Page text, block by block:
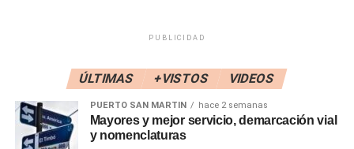
Las capacitaciones con mayor demanda en el país están
fuertemente orientadas a la
tecnología y los oficios calificados, razón por la cual se
impulsa desde la Oficina de
PUBLICIDAD
ÚLTIMAS +VISTOS VIDEOS
PUERTO SAN MARTIN hace 2 semanas
Mayores y mejor servicio, demarcación vial
y nomenclaturas